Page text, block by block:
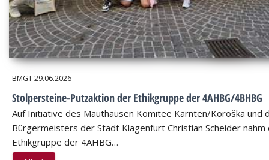
BMGT29.06.2026
Stolpersteine-Putzaktion der Ethikgruppe der 4AHBG/4BHBG
Auf Initiative des Mauthausen Komitee Kärnten/Koroška und
Bürgermeisters der Stadt Klagenfurt Christian Scheider nahm
Ethikgruppe der 4AHBG…